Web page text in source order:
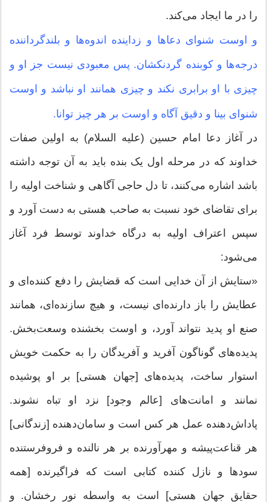
را در ما ایجاد می‌کند.
و اوست شنوای دعاها و زداینده اندوه‌ها و بلندگرداننده
درجه‌ها و کوبنده گردنکشان. پس معبودی نیست جز او و
چیزی با او برابری نکند و چیزی همانند او نباشد و اوست
شنوای بینا و دقیق آگاه و اوست بر هر چیز توانا.
در آغاز دعا امام حسین (علیه السلام) به اولین صفات
خداوند که در مرحله اول یک بنده باید به آن توجه داشته
باشد اشاره می‌کنند، تا دل حاجی آگاهی و شناخت اولیه را
برای تقاضای خود نسبت به صاحب هستی به دست آورد و
سپس اعتراف اولیه به درگاه خداوند توسط فرد آغاز
می‌شود:
«ستایش از آن خدایی است که قضایش را دفع کننده‌ای و
عطایش را باز دارنده‌ای نیست، و هیچ سازنده‌ای، همانند
صنع او پدید نتواند آورد، و اوست بخشنده وسعت‌بخش.
پدیده‌های گوناگون آفرید و آفریدگان را به حکمت خویش
استوار ساخت، پدیده‌های [جهان هستی] بر او پوشیده
نمانند و امانت‌های [عالم وجود] نزد او تباه نشوند.
پاداش‌دهنده عمل هر کس است و سامان‌دهنده [زندگانی]
هر قناعت‌پیشه و مهرآورنده بر هر نالنده و فروفرستنده
سودها و نازل کننده کتابی است که فراگیرنده [همه
حقایق جهان هستی] است به واسطه نور رخشان. و